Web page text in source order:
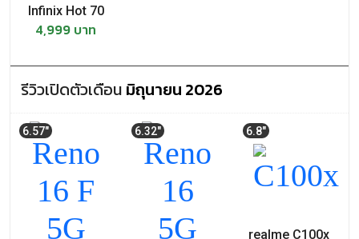
Infinix Hot 70
4,999 บาท
รีวิวเปิดตัวเดือน มิถุนายน 2026
6.57" 6.32" 6.8"
realme C100x